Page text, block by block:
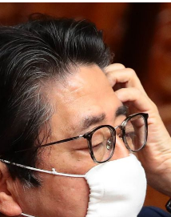
年86）が鹿児島で3月に死去し...